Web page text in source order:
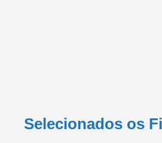
Selecionados os